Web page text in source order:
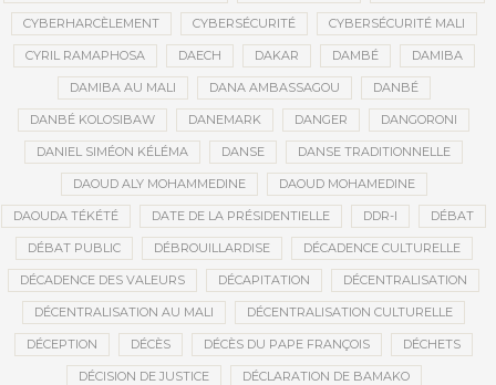
CYBERHARCÈLEMENT CYBERSÉCURITÉ CYBERSÉCURITÉ MALI
CYRIL RAMAPHOSA DAECH DAKAR DAMBÉ DAMIBA
DAMIBA AU MALI DANA AMBASSAGOU DANBÉ
DANBÉ KOLOSIBAW DANEMARK DANGER DANGORONI
DANIEL SIMÉON KÉLÉMA DANSE DANSE TRADITIONNELLE
DAOUD ALY MOHAMMEDINE DAOUD MOHAMEDINE
DAOUDA TÉKÉTÉ DATE DE LA PRÉSIDENTIELLE DDR-I DÉBAT
DÉBAT PUBLIC DÉBROUILLARDISE DÉCADENCE CULTURELLE
DÉCADENCE DES VALEURS DÉCAPITATION DÉCENTRALISATION
DÉCENTRALISATION AU MALI DÉCENTRALISATION CULTURELLE
DÉCEPTION DÉCÈS DÉCÈS DU PAPE FRANÇOIS DÉCHETS
DÉCISION DE JUSTICE DÉCLARATION DE BAMAKO